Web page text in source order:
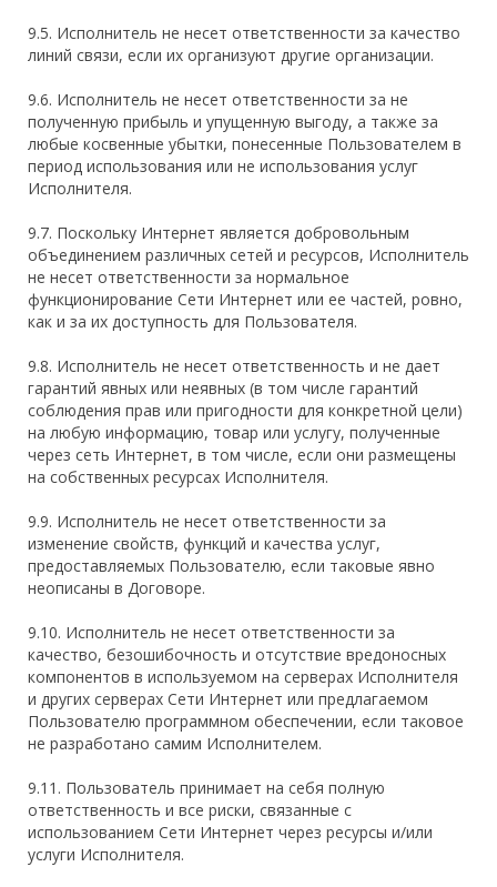
9.5. Исполнитель не несет ответственности за качество
линий связи, если их организуют другие организации.
9.6. Исполнитель не несет ответственности за не
полученную прибыль и упущенную выгоду, а также за
любые косвенные убытки, понесенные Пользователем в
период использования или не использования услуг
Исполнителя.
9.7. Поскольку Интернет является добровольным
объединением различных сетей и ресурсов, Исполнитель
не несет ответственности за нормальное
функционирование Сети Интернет или ее частей, ровно,
как и за их доступность для Пользователя.
9.8. Исполнитель не несет ответственность и не дает
гарантий явных или неявных (в том числе гарантий
соблюдения прав или пригодности для конкретной цели)
на любую информацию, товар или услугу, полученные
через сеть Интернет, в том числе, если они размещены
на собственных ресурсах Исполнителя.
9.9. Исполнитель не несет ответственности за
изменение свойств, функций и качества услуг,
предоставляемых Пользователю, если таковые явно
неописаны в Договоре.
9.10. Исполнитель не несет ответственности за
качество, безошибочность и отсутствие вредоносных
компонентов в используемом на серверах Исполнителя
и других серверах Сети Интернет или предлагаемом
Пользователю программном обеспечении, если таковое
не разработано самим Исполнителем.
9.11. Пользователь принимает на себя полную
ответственность и все риски, связанные с
использованием Сети Интернет через ресурсы и/или
услуги Исполнителя.